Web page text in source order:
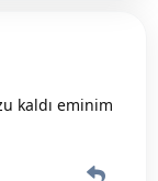
kaldı eminim